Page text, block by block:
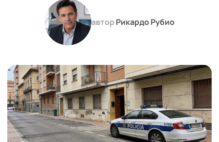
автор Рикардо Рубио